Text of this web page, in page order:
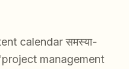
calendar समस्या-
"project management